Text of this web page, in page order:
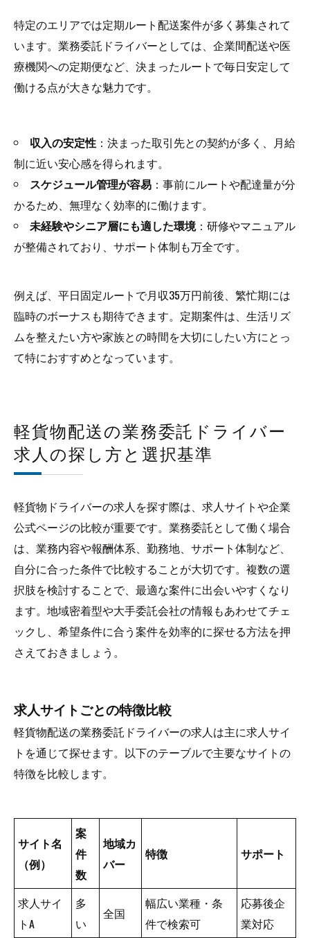
特定のエリアでは定期ルート配送案件が多く募集されて
います。業務委託ドライバーとしては、企業間配送や医
療機関への定期便など、決まったルートで毎日安定して
働ける点が大きな魅力です。
収入の安定性：決まった取引先との契約が多く、月給
制に近い安心感を得られます。
スケジュール管理が容易：事前にルートや配達量が分
かるため、無理なく効率的に働けます。
未経験やシニア層にも適した環境：研修やマニュアル
が整備されており、サポート体制も万全です。
例えば、平日固定ルートで月収35万円前後、繁忙期には
臨時のボーナスも期待できます。定期案件は、生活リズ
ムを整えたい方や家族との時間を大切にしたい方にとっ
て特におすすめとなっています。
軽貨物配送の業務委託ドライバー
求人の探し方と選択基準
軽貨物ドライバーの求人を探す際は、求人サイトや企業
公式ページの比較が重要です。業務委託として働く場合
は、業務内容や報酬体系、勤務地、サポート体制など、
自分に合った条件で比較することが大切です。複数の選
択肢を検討することで、最適な案件に出会いやすくなり
ます。地域密着型や大手委託会社の情報もあわせてチェ
ックし、希望条件に合う案件を効率的に探せる方法を押
さえておきましょう。
求人サイトごとの特徴比較
軽貨物配送の業務委託ドライバーの求人は主に求人サイ
トを通じて探せます。以下のテーブルで主要なサイトの
特徴を比較します。
サイト名
（例）
案
件
数
地域カ
バー
特徴 サポート
求人サイ
トA
多
い
全国
幅広い業種・条
件で検索可
応募後企
業対応